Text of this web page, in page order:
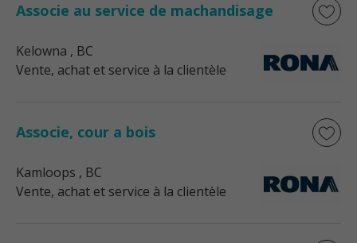
Associe au service de machandisage
Kelowna , BC
Vente, achat et service à la clientèle
Associe, cour a bois
Kamloops , BC
Vente, achat et service à la clientèle